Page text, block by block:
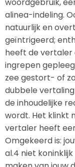
woordgebruik,
alinea-indeling.
natuurlijk en
geïntrigeerd;
heeft de vertaler
ingrepen
zee gestort- of
dubbele
de inhoudelijke
wordt. Het klinkt
vertaler heeft
Omgekeerd is:
al.4 niet